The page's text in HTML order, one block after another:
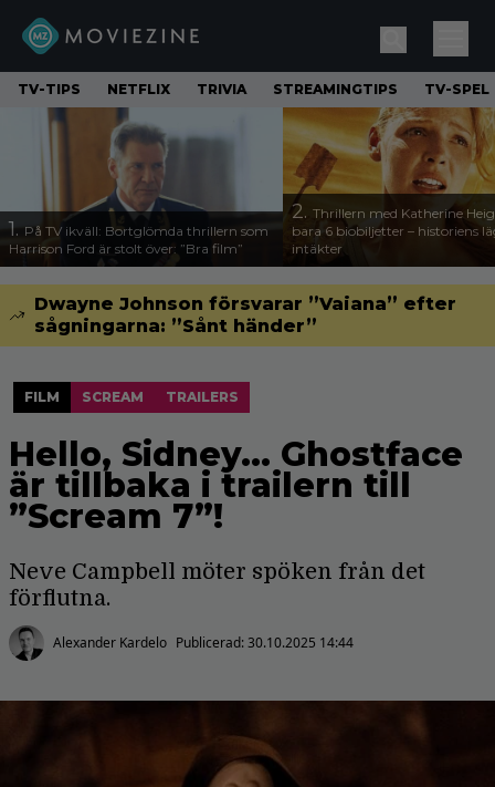
TV-TIPS NETFLIX TRIVIA STREAMINGTIPS TV-SPEL
1. På TV ikväll: Bortglömda thrillern som
Harrison Ford är stolt över: ”Bra film”
2. Thrillern med Katherine
bara 6 biobiljetter – historiens
intäkter
Dwayne Johnson försvarar ”Vaiana” efter
sågningarna: ”Sånt händer”
FILM SCREAM TRAILERS
Hello, Sidney… Ghostface
är tillbaka i trailern till
”Scream 7”!
Neve Campbell möter spöken från det
förflutna.
Alexander Kardelo Publicerad:30.10.2025 14:44